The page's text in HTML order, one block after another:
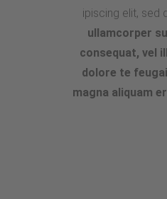
ipiscing elit, sed
ullamcorper
consequat, vel
dolore te
magna aliquam